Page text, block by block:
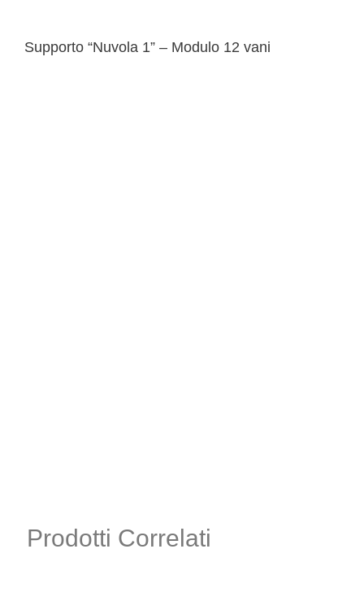
Supporto “Nuvola 1” – Modulo 12 vani
Prodotti Correlati